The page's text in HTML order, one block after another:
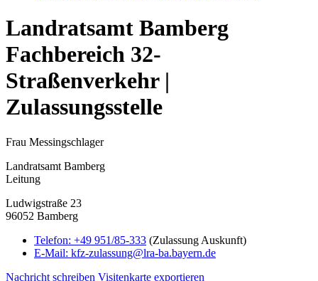
Landratsamt Bamberg
Fachbereich 32-
Straßenverkehr |
Zulassungsstelle
Frau Messingschlager
Landratsamt Bamberg
Leitung
Ludwigstraße 23
96052 Bamberg
Telefon: +49 951/85-333 (Zulassung Auskunft)
E-Mail: kfz-zulassung@lra-ba.bayern.de
Nachricht schreiben Visitenkarte exportieren